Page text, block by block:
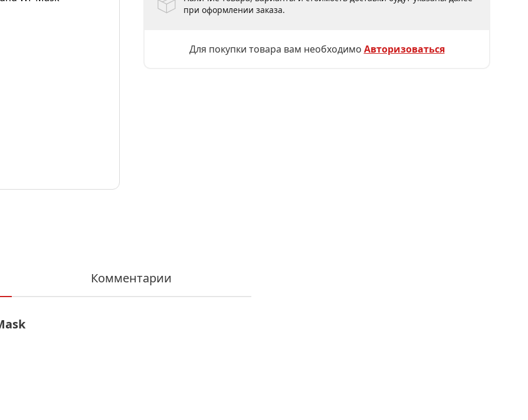
при оформлении заказа.
Для покупки товара вам необходимо Авторизоваться
Комментарии